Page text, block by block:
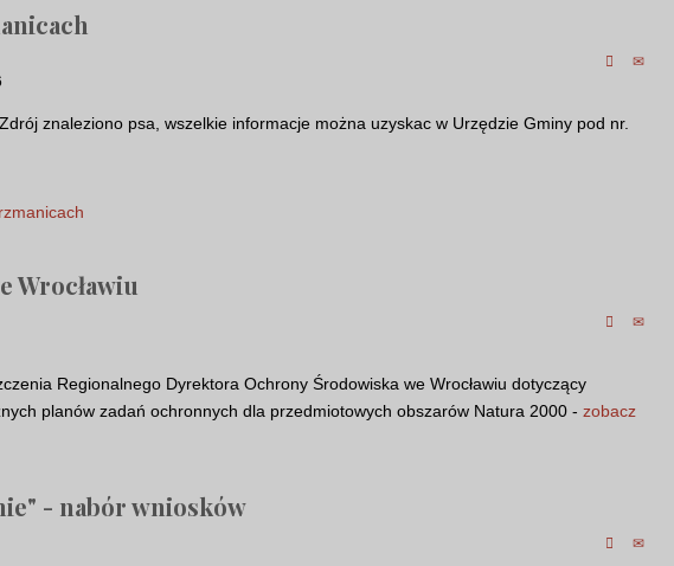
znaleziono psa, wszelkie informacje można uzyskac w Urzędzie Gminy pod nr.
Wrocławiu
Regionalnego Dyrektora Ochrony Środowiska we Wrocławiu dotyczący
planów zadań ochronnych dla przedmiotowych obszarów Natura 2000 - zobacz
- nabór wniosków